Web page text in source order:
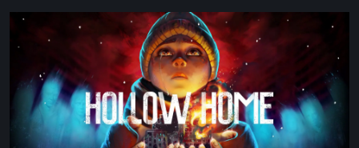
Hollow
Home
Anteprima:
l’ultimo
giorno